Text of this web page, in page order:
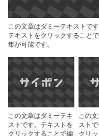
この文章はダミーテキストです
テキストをクリックすること
集が可能です。
この文章はダミーテキ
ストです。テキストを
クリックすることで編
この
スト
クリ